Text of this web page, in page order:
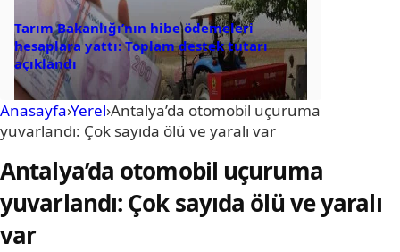
Tarım Bakanlığı’nın hibe ödemeleri
hesaplara yattı: Toplam destek tutarı
açıklandı
Anasayfa›Yerel›Antalya’da otomobil uçuruma
yuvarlandı: Çok sayıda ölü ve yaralı var
Antalya’da otomobil uçuruma
yuvarlandı: Çok sayıda ölü ve yaralı
var